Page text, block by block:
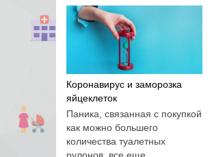
Коронавирус и заморозка
яйцеклеток
Паника, связанная с покупкой
как можно большего
количества туалетных